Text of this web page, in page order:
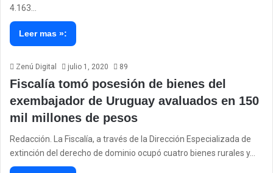
4.163…
Leer mas »:
Zenú Digital julio 1, 2020 89
Fiscalía tomó posesión de bienes del
exembajador de Uruguay avaluados en 150
mil millones de pesos
Redacción. La Fiscalía, a través de la Dirección Especializada de
extinción del derecho de dominio ocupó cuatro bienes rurales y…